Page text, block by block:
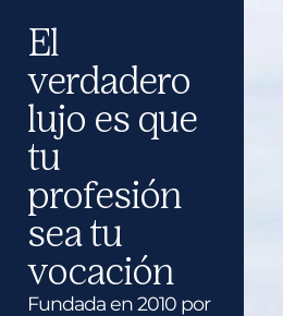
El
verdadero
lujo es que
tu
profesión
sea tu
vocación
Fundada en 2010 por